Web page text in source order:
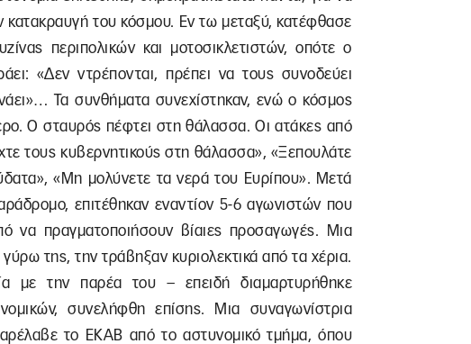
κατακραυγή του κόσμου. Εν τω μεταξύ, κατέφθασε
περιπολικών και μοτοσικλετιστών, οπότε ο
«Δεν ντρέπονται, πρέπει να τους συνοδεύει
Τα συνθήματα συνεχίστηκαν, ενώ ο κόσμος
Ο σταυρός πέφτει στη θάλασσα. Οι ατάκες από
τους κυβερνητικούς στη θάλασσα», «Ξεπουλάτε
«Μη μολύνετε τα νερά του Ευρίπου». Μετά
επιτέθηκαν εναντίον 5-6 αγωνιστών που
να πραγματοποιήσουν βίαιες προσαγωγές. Μια
της, την τράβηξαν κυριολεκτικά από τα χέρια.
με την παρέα του – επειδή διαμαρτυρήθηκε
συνελήφθη επίσης. Μια συναγωνίστρια
το ΕΚΑΒ από το αστυνομικό τμήμα, όπου